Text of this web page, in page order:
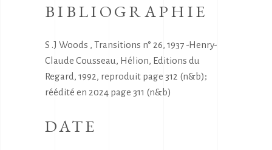
BIBLIOGRAPHIE
S .J Woods , Transitions n° 26, 1937 -Henry-
Claude Cousseau, Hélion, Editions du
Regard, 1992, reproduit page 312 (n&b);
réédité en 2024 page 311 (n&b)
DATE